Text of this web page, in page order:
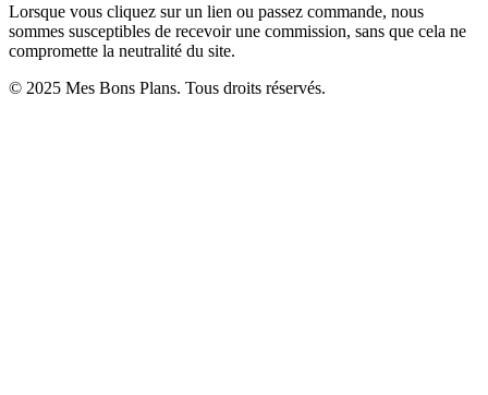
Lorsque vous cliquez sur un lien ou passez commande, nous
sommes susceptibles de recevoir une commission, sans que cela ne
compromette la neutralité du site.
© 2025 Mes Bons Plans. Tous droits réservés.